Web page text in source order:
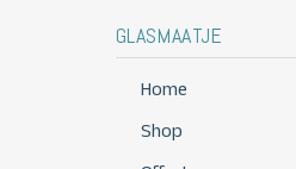
GLASMAATJE
Home
Shop